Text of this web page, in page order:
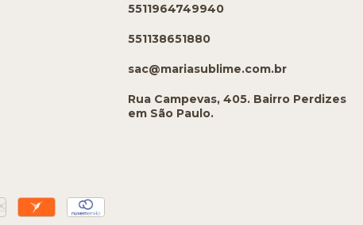
5511964749940
551138651880
sac@mariasublime.com.br
Rua Campevas, 405. Bairro Perdizes
em São Paulo.